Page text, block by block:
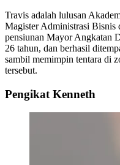
Travis adalah lulusan
Magister Administrasi Bisnis
pensiunan Mayor Angkatan
26 tahun, dan berhasil
sambil memimpin tentara di
tersebut.
Pengikat Kenneth